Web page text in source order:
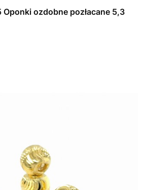
Oponki ozdobne pozłacane 5,3